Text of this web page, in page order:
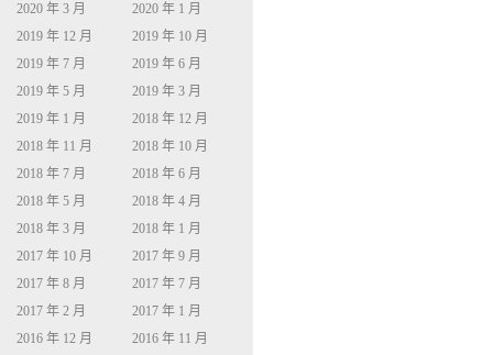
2020 年 3 月
2020 年 1 月
2019 年 12 月
2019 年 10 月
2019 年 7 月
2019 年 6 月
2019 年 5 月
2019 年 3 月
2019 年 1 月
2018 年 12 月
2018 年 11 月
2018 年 10 月
2018 年 7 月
2018 年 6 月
2018 年 5 月
2018 年 4 月
2018 年 3 月
2018 年 1 月
2017 年 10 月
2017 年 9 月
2017 年 8 月
2017 年 7 月
2017 年 2 月
2017 年 1 月
2016 年 12 月
2016 年 11 月